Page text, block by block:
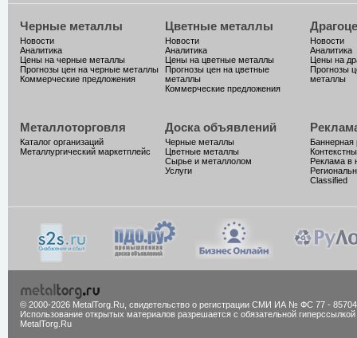
Черные металлы
Новости
Аналитика
Цены на черные металлы
Прогнозы цен на черные металлы
Коммерческие предложения
Цветные металлы
Новости
Аналитика
Цены на цветные металлы
Прогнозы цен на цветные
металлы
Коммерческие предложения
Новости
Аналитика
Цены на
Прогнозы
металлы
Металлоторговля
Каталог организаций
Металлургический маркетплейс
Доска объявлений
Черные металлы
Цветные металлы
Сырье и металлолом
Услуги
Баннерная
Реклама в
Classified
© 2000-2026 MetalTorg.Ru, cвидетельство о регистрации СМИ ИА № ФС 77 - 85704
Использование открытых материалов разрешается с обязательной гиперссылкой
MetalTorg.Ru